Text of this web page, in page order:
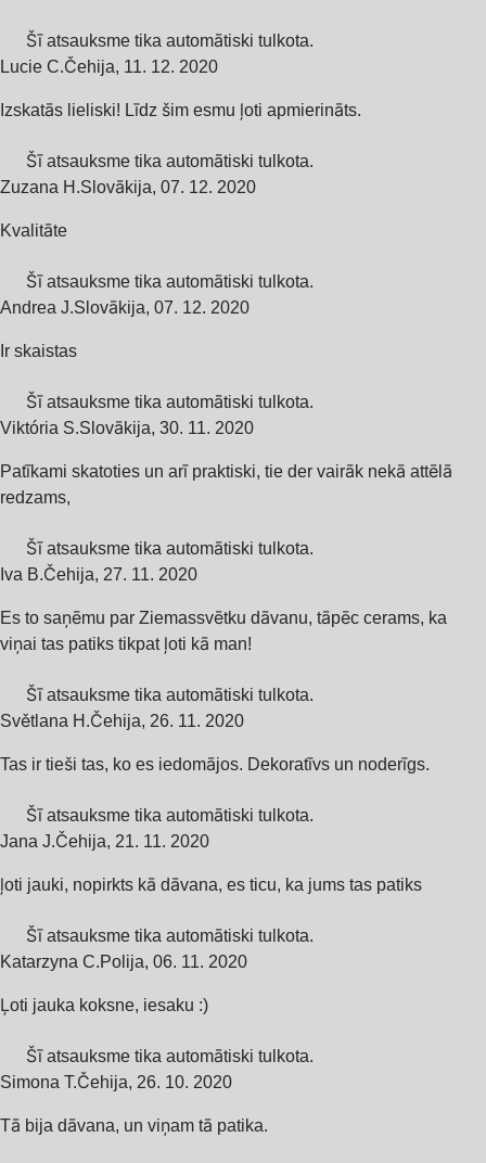
Šī atsauksme tika automātiski tulkota.
Lucie C.Čehija, 11. 12. 2020
Izskatās lieliski! Līdz šim esmu ļoti apmierināts.
Šī atsauksme tika automātiski tulkota.
Zuzana H.Slovākija, 07. 12. 2020
Kvalitāte
Šī atsauksme tika automātiski tulkota.
Andrea J.Slovākija, 07. 12. 2020
Ir skaistas
Šī atsauksme tika automātiski tulkota.
Viktória S.Slovākija, 30. 11. 2020
Patīkami skatoties un arī praktiski, tie der vairāk nekā attēlā
redzams,
Šī atsauksme tika automātiski tulkota.
Iva B.Čehija, 27. 11. 2020
Es to saņēmu par Ziemassvētku dāvanu, tāpēc cerams, ka
viņai tas patiks tikpat ļoti kā man!
Šī atsauksme tika automātiski tulkota.
Světlana H.Čehija, 26. 11. 2020
Tas ir tieši tas, ko es iedomājos. Dekoratīvs un noderīgs.
Šī atsauksme tika automātiski tulkota.
Jana J.Čehija, 21. 11. 2020
ļoti jauki, nopirkts kā dāvana, es ticu, ka jums tas patiks
Šī atsauksme tika automātiski tulkota.
Katarzyna C.Polija, 06. 11. 2020
Ļoti jauka koksne, iesaku :)
Šī atsauksme tika automātiski tulkota.
Simona T.Čehija, 26. 10. 2020
Tā bija dāvana, un viņam tā patika.